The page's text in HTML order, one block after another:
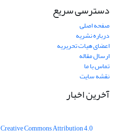
دسترسی سریع
صفحه اصلی
درباره نشریه
اعضای هیات تحریریه
ارسال مقاله
تماس با ما
نقشه سایت
آخرین اخبار
Creative Commons Attribution 4.0